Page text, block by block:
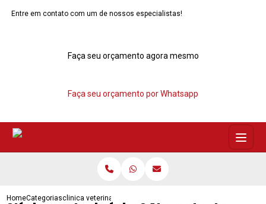
Entre em contato com um de nossos especialistas!
Faça seu orçamento agora mesmo
Faça seu orçamento por Whatsapp
HomeCategoriasclinica veterinaria 24h perto mim no jardins